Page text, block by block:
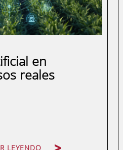
en
reales
LEYENDO